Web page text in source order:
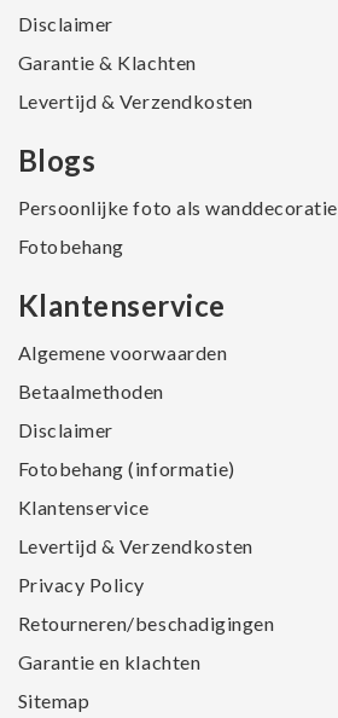
Disclaimer
Garantie & Klachten
Levertijd & Verzendkosten
Blogs
Persoonlijke foto als wanddecoratie
Fotobehang
Klantenservice
Algemene voorwaarden
Betaalmethoden
Disclaimer
Fotobehang (informatie)
Klantenservice
Levertijd & Verzendkosten
Privacy Policy
Retourneren/beschadigingen
Garantie en klachten
Sitemap